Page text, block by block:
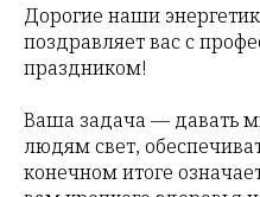
Дорогие наши
поздравляет вас с
праздником!
Ваша задача — давать
людям свет,
конечном итоге